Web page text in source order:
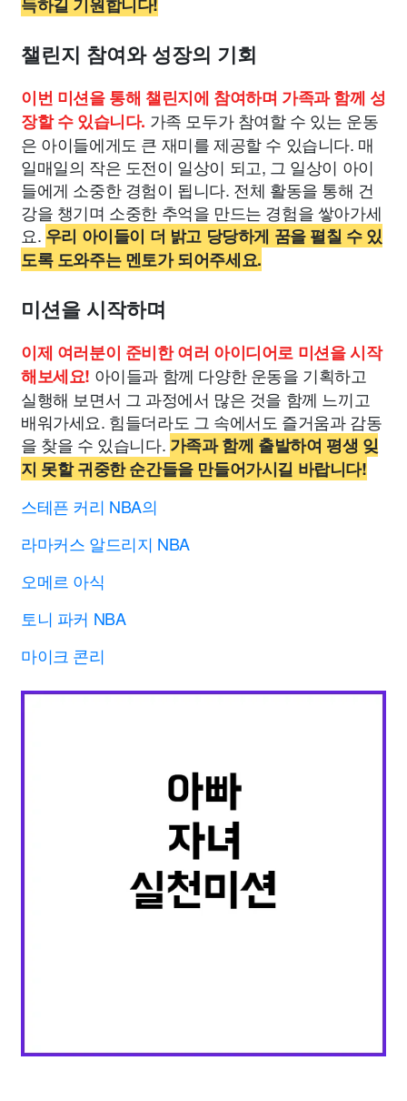
챌린지 참여와 성장의 기회
이번 미션을 통해 챌린지에 참여하며 가족과 함께 성
장할 수 있습니다. 가족 모두가 참여할 수 있는 운동
은 아이들에게도 큰 재미를 제공할 수 있습니다. 매
일매일의 작은 도전이 일상이 되고, 그 일상이 아이
들에게 소중한 경험이 됩니다. 전체 활동을 통해 건
강을 챙기며 소중한 추억을 만드는 경험을 쌓아가세
요. 우리 아이들이 더 밝고 당당하게 꿈을 펼칠 수 있
도록 도와주는 멘토가 되어주세요.
미션을 시작하며
이제 여러분이 준비한 여러 아이디어로 미션을 시작
해보세요! 아이들과 함께 다양한 운동을 기획하고
실행해 보면서 그 과정에서 많은 것을 함께 느끼고
배워가세요. 힘들더라도 그 속에서도 즐거움과 감동
을 찾을 수 있습니다. 가족과 함께 출발하여 평생 잊
지 못할 귀중한 순간들을 만들어가시길 바랍니다!
스테픈 커리 NBA의
라마커스 알드리지 NBA
오메르 아식
토니 파커 NBA
마이크 콘리